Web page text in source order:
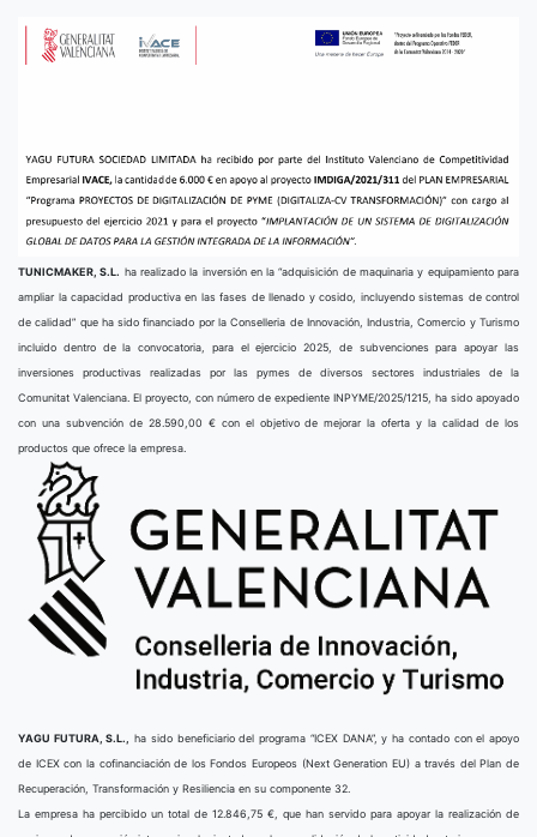
TUNICMAKER, S.L. ha realizado la inversión en la “adquisición de maquinaria y equipamiento para
ampliar la capacidad productiva en las fases de llenado y cosido, incluyendo sistemas de control
de calidad” que ha sido financiado por la Conselleria de Innovación, Industria, Comercio y Turismo
incluido dentro de la convocatoria, para el ejercicio 2025, de subvenciones para apoyar las
inversiones productivas realizadas por las pymes de diversos sectores industriales de la
Comunitat Valenciana. El proyecto, con número de expediente INPYME/2025/1215, ha sido apoyado
con una subvención de 28.590,00 € con el objetivo de mejorar la oferta y la calidad de los
productos que ofrece la empresa.
YAGU FUTURA, S.L.,
ha sido beneficiario del programa “ICEX DANA”, y ha contado con el apoyo
de ICEX con la cofinanciación de los Fondos Europeos (Next Generation EU) a través del Plan de
Recuperación, Transformación y Resiliencia en su componente 32.
La empresa ha percibido un total de 12.846,75 €, que han servido para apoyar la realización de